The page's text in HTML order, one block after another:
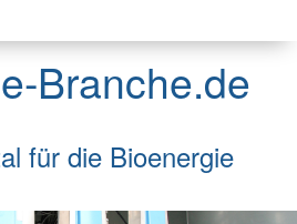
Branche.de
für die Bioenergie